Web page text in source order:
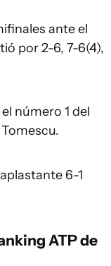
ante el
por 2-6, 7-6(4),
número 1 del
6-1
ATP de